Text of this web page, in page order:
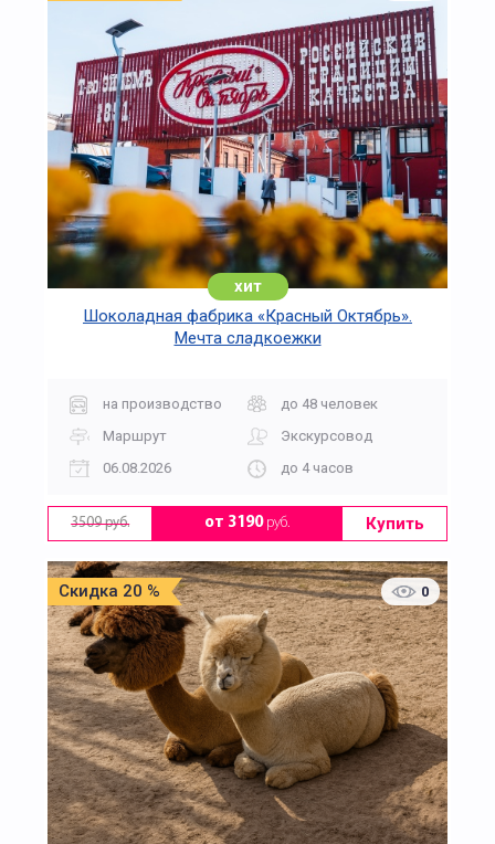
хит
Шоколадная фабрика «Красный Октябрь».
Мечта сладкоежки
на производство
до 48 человек
Маршрут
Экскурсовод
06.08.2026
до 4 часов
3509 руб. от 3190руб. Купить
Скидка 20 % 0